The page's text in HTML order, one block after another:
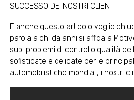
SUCCESSO DEI NOSTRI CLIENTI.
E anche questo articolo voglio
parola a chi da anni si affida a
suoi problemi di controllo qualità
sofisticate e delicate per le
automobilistiche mondiali, i nostri